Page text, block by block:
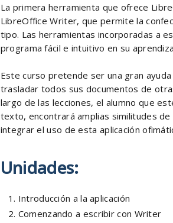
La primera herramienta que ofrece
LibreOffice Writer, que permite la
tipo. Las herramientas incorporadas a
programa fácil e intuitivo en su
Este curso pretende ser una gran
trasladar todos sus documentos de
largo de las lecciones, el alumno que
texto, encontrará amplias similitudes
integrar el uso de esta aplicación
Unidades:
Introducción a la aplicación
Comenzando a escribir con Writer